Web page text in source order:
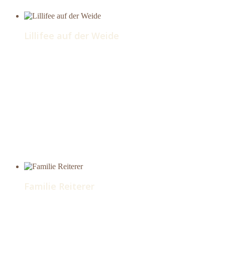
Lillifee auf der Weide
Familie Reiterer